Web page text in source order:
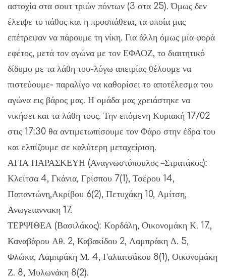
αστοχία στα σουτ τριών πόντων (3 στα 25). Όμως δεν
έλειψε το πάθος και η προσπάθεια, τα οποία μας
επέτρεψαν να πάρουμε τη νίκη. Για άλλη όμως μία φορά
εφέτος, μετά τον αγώνα με τον ΕΦΑΟΖ, το διαιτητικό
δίδυμο με τα λάθη του-λόγω απειρίας θέλουμε να
πιστεύουμε- παραλίγο να καθορίσει το αποτέλεσμα του
αγώνα εις βάρος μας. Η ομάδα μας χρειάστηκε να
νικήσει και τα λάθη τους. Την επόμενη Κυριακή 17/02
στις 17:30 θα αντιμετωπίσουμε τον Φάρο στην έδρα του
και ελπίζουμε σε καλύτερη μεταχείριση.
ΑΓΙΑ ΠΑΡΑΣΚΕΥΗ (Αναγνωστόπουλος –Στρατάκος):
Κλείτσα 4, Γκάνια, Γρίσπου 7(1), Τσέρου 14,
Παπαντώνη,Ακρίβου 6(2), Πετυχάκη 10, Αμίτση,
Ανωγειαννακη 17.
ΤΕΡΨΙΘΕΑ (Βασιλάκος): Κορδάλη, Οικονομάκη Κ. 17.,
Καναβάρου Αθ. 2, Καβακίδου 2, Λαμπράκη Δ. 5,
Φλώκα, Λαμπράκη Μ. 4, Γαλιατσάκου 8(1), Οικονομάκη
Ζ. 8, Μυλωνάκη 8(2).